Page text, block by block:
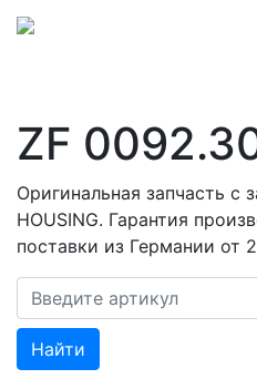
ZF
Оригинальная запчасть с
HOUSING. Гарантия
поставки из Германии от
Найти